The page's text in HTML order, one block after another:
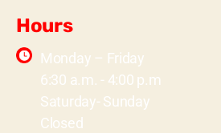
Hours
Monday – Friday
6:30 a.m. - 4:00 p.m
Saturday- Sunday
Closed